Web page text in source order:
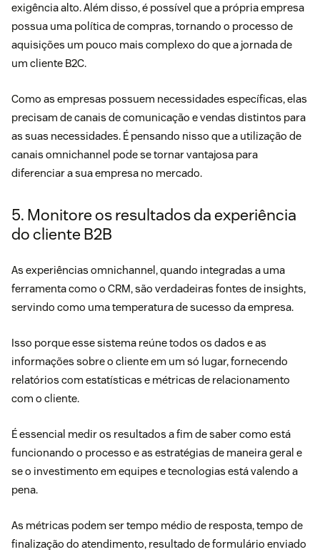
exigência alto. Além disso, é possível que a própria empresa
possua uma política de compras, tornando o processo de
aquisições um pouco mais complexo do que a jornada de
um cliente B2C.
Como as empresas possuem necessidades específicas, elas
precisam de canais de comunicação e vendas distintos para
as suas necessidades. É pensando nisso que a utilização de
canais omnichannel pode se tornar vantajosa para
diferenciar a sua empresa no mercado.
5. Monitore os resultados da experiência
do cliente B2B
As experiências omnichannel, quando integradas a uma
ferramenta como o CRM, são verdadeiras fontes de insights,
servindo como uma temperatura de sucesso da empresa.
Isso porque esse sistema reúne todos os dados e as
informações sobre o cliente em um só lugar, fornecendo
relatórios com estatísticas e métricas de relacionamento
com o cliente.
É essencial medir os resultados a fim de saber como está
funcionando o processo e as estratégias de maneira geral e
se o investimento em equipes e tecnologias está valendo a
pena.
As métricas podem ser tempo médio de resposta, tempo de
finalização do atendimento, resultado de formulário enviado